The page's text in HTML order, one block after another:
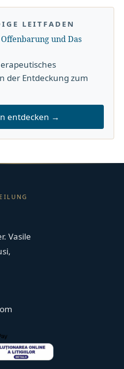
LEITFADEN
und Das
der Entdeckung zum
entdecken →
Vasile